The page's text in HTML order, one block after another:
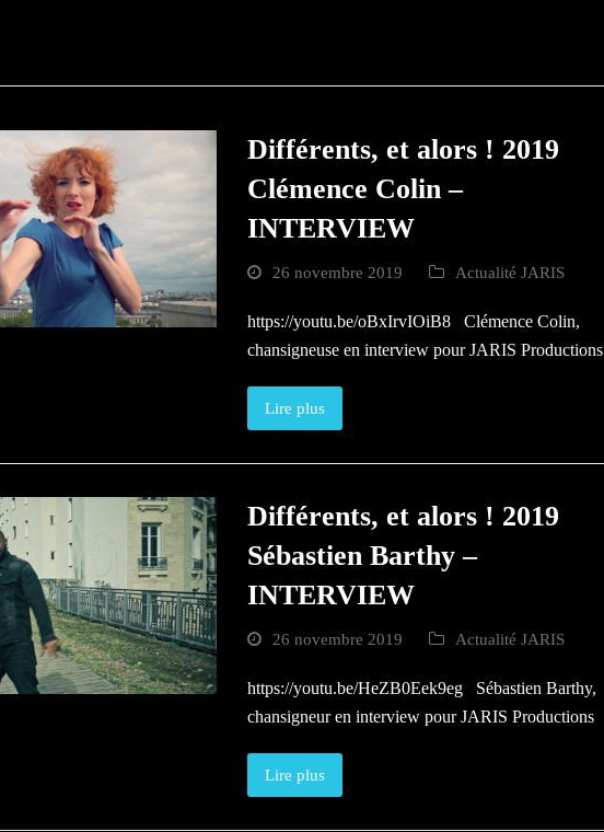
Différents, et alors ! 2019
Clémence Colin –
INTERVIEW
26 novembre 2019 Actualité JARIS
https://youtu.be/oBxIrvIOiB8 Clémence Colin,
chansigneuse en interview pour JARIS Productions
Lire plus
Différents, et alors ! 2019
Sébastien Barthy –
INTERVIEW
26 novembre 2019 Actualité JARIS
https://youtu.be/HeZB0Eek9eg Sébastien Barthy,
chansigneur en interview pour JARIS Productions
Lire plus